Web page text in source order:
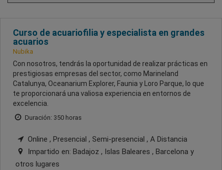
Curso de acuariofilia y especialista en grandes
acuarios
Nubika
Con nosotros, tendrás la oportunidad de realizar prácticas en
prestigiosas empresas del sector, como Marineland
Catalunya, Oceanarium Explorer, Faunia y Loro Parque, lo que
te proporcionará una valiosa experiencia en entornos de
excelencia.
Duración: 350 horas
Online , Presencial , Semi-presencial , A Distancia
Impartido en: Badajoz , Islas Baleares , Barcelona y
otros lugares